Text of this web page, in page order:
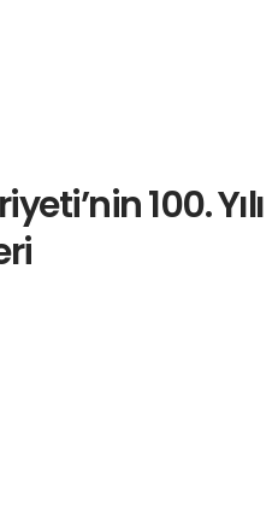
100. Yılı